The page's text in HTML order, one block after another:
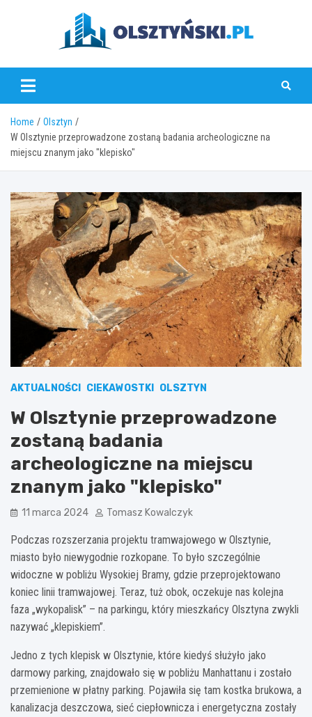
olsztynski.pl
Home
Olsztyn
W Olsztynie przeprowadzone zostaną badania archeologiczne na
miejscu znanym jako "klepisko"
AKTUALNOŚCI CIEKAWOSTKI OLSZTYN
W Olsztynie przeprowadzone
zostaną badania
archeologiczne na miejscu
znanym jako "klepisko"
11 marca 2024 Tomasz Kowalczyk
Podczas rozszerzania projektu tramwajowego w Olsztynie,
miasto było niewygodnie rozkopane. To było szczególnie
widoczne w pobliżu Wysokiej Bramy, gdzie przeprojektowano
koniec linii tramwajowej. Teraz, tuż obok, oczekuje nas kolejna
faza „wykopalisk” – na parkingu, który mieszkańcy Olsztyna zwykli
nazywać „klepiskiem”.
Jedno z tych klepisk w Olsztynie, które kiedyś służyło jako
darmowy parking, znajdowało się w pobliżu Manhattanu i zostało
przemienione w płatny parking. Pojawiła się tam kostka brukowa, a
kanalizacja deszczowa, sieć ciepłownicza i energetyczna zostały